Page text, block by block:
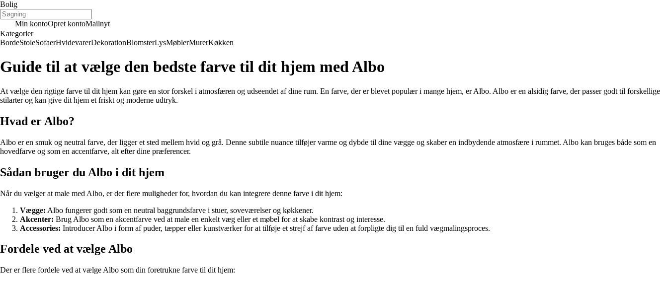
Bolig
Min kontoOpret kontoMailnyt
Kategorier
BordeStoleSofaerHvidevarerDekorationBlomsterLysMøblerMurerKøkken
Guide til at vælge den bedste farve til dit hjem med Albo
At vælge den rigtige farve til dit hjem kan gøre en stor forskel i atmosfæren og udseendet af dine rum. En farve, der er blevet populær i mange hjem, er Albo. Albo er en alsidig farve, der passer godt til forskellige
stilarter og kan give dit hjem et friskt og moderne udtryk.
Hvad er Albo?
Albo er en smuk og neutral farve, der ligger et sted mellem hvid og grå. Denne subtile nuance tilføjer varme og dybde til dine vægge og skaber en indbydende atmosfære i rummet. Albo kan bruges både som en
hovedfarve og som en accentfarve, alt efter dine præferencer.
Sådan bruger du Albo i dit hjem
Når du vælger at male med Albo, er der flere muligheder for, hvordan du kan integrere denne farve i dit hjem:
Vægge: Albo fungerer godt som en neutral baggrundsfarve i stuer, soveværelser og køkkener.
Akcenter: Brug Albo som en akcentfarve ved at male en enkelt væg eller et møbel for at skabe kontrast og interesse.
Accessories: Introducer Albo i form af puder, tæpper eller kunstværker for at tilføje et strejf af farve uden at forpligte dig til en fuld vægmalingsproces.
Fordele ved at vælge Albo
Der er flere fordele ved at vælge Albo som din foretrukne farve til dit hjem: